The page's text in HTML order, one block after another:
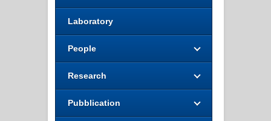
Laboratory
People
Research
Pubblication